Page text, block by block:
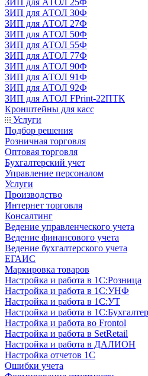
ЗИП для АТОЛ 25Ф
ЗИП для АТОЛ 30Ф
ЗИП для АТОЛ 27Ф
ЗИП для АТОЛ 50Ф
ЗИП для АТОЛ 55Ф
ЗИП для АТОЛ 77Ф
ЗИП для АТОЛ 90Ф
ЗИП для АТОЛ 91Ф
ЗИП для АТОЛ 92Ф
ЗИП для АТОЛ FPrint-22ПТК
Кронштейны для касс
Услуги
Подбор решения
Розничная торговля
Оптовая торговля
Бухгалтерский учет
Управление персоналом
Услуги
Производство
Интернет торговля
Консалтинг
Ведение управленческого учета
Ведение финансового учета
Ведение бухгалтерского учета
ЕГАИС
Маркировка товаров
Настройка и работа в 1С:Розница
Настройка и работа в 1С:УНФ
Настройка и работа в 1С:УТ
Настройка и работа в
Настройка и работа во Frontol
Настройка и работа в SetRetail
Настройка и работа в ДАЛИОН
Настройка отчетов 1С
Ошибки учета